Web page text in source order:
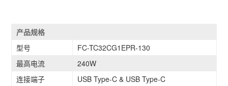
产品规格
型号
FC-TC32CG1EPR-130
最高电流
240W
连接端子
USB Type-C & USB Type-C